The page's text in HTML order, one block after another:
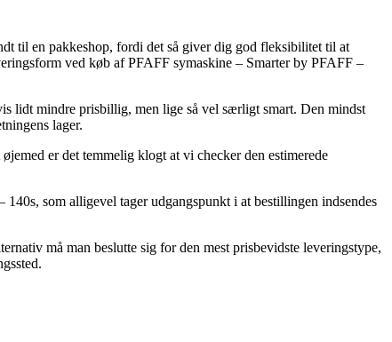
til en pakkeshop, fordi det så giver dig god fleksibilitet til at
ved køb af PFAFF symaskine – Smarter by PFAFF –
lidt mindre prisbillig, men lige så vel særligt smart. Den mindst
lager.
er det temmelig klogt at vi checker den estimerede
som alligevel tager udgangspunkt i at bestillingen indsendes
må man beslutte sig for den mest prisbevidste leveringstype,